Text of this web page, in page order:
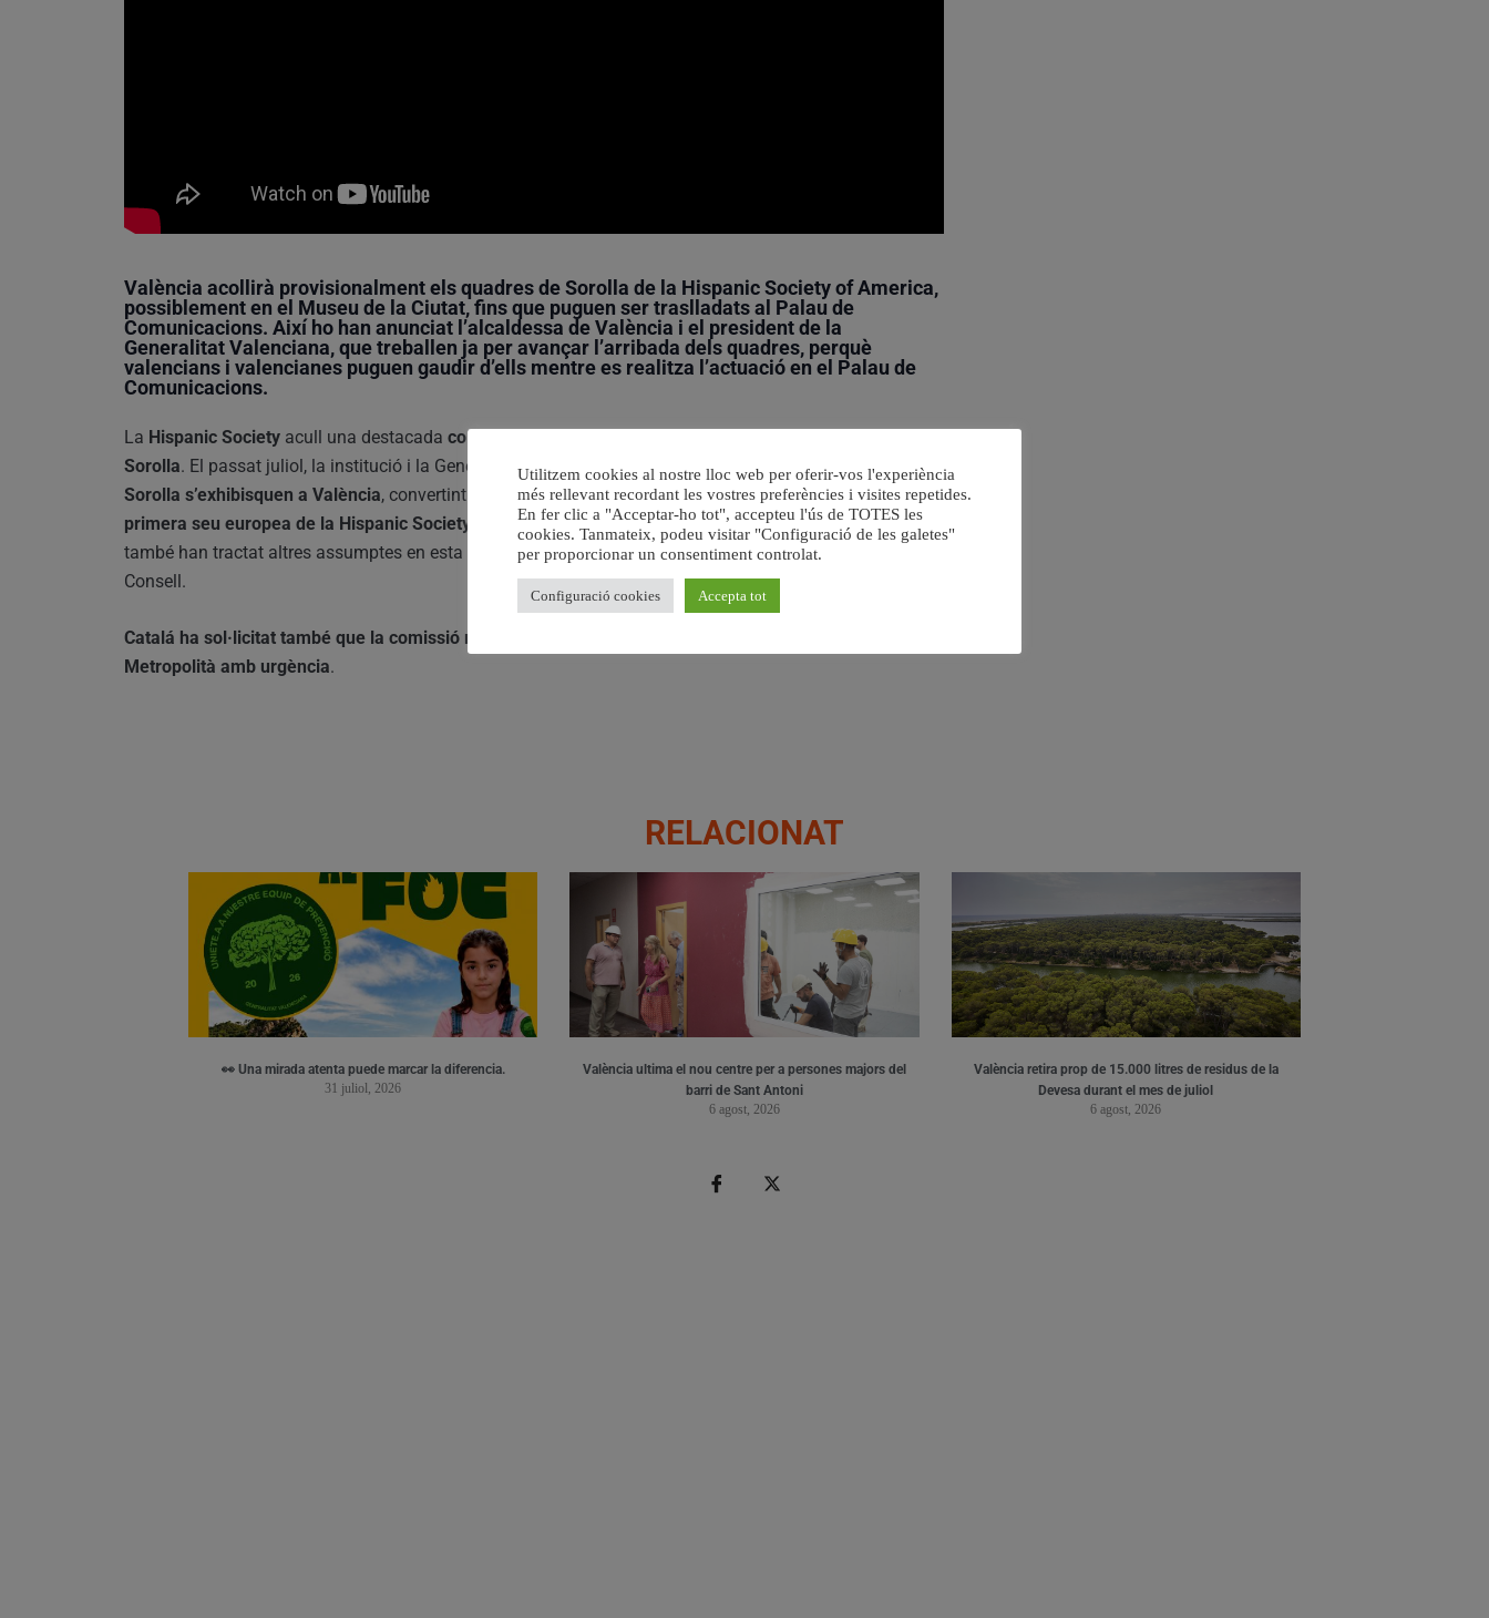
València acollirà provisionalment els quadres de Sorolla de la Hispanic Society of America,
possiblement en el Museu de la Ciutat, fins que puguen ser traslladats al Palau de
Comunicacions. Així ho han anunciat l’alcaldessa de València i el president de la
Generalitat Valenciana, que treballen ja per avançar l’arribada dels quadres, perquè
valencians i valencianes puguen gaudir d’ells mentre es realitza l’actuació en el Palau de
Comunicacions.
La Hispanic Society acull una destacada col·lecció de peces del reconegut pintor valencià Joaquín
Sorolla. El passat juliol, la institució i la Generalitat van signar un acord que permetrà que220 obres de
Sorolla s’exhibisquen a València, convertint l’
antic edifici de Correus i futur Museu Sorolla en la
primera seu europea de la Hispanic Society
L’alcaldessa de Valènciai elpresident de la Generalitat
també han tractat altres assumptes en esta primera trobada després de la presa de possessió del cap del
Consell.
Catalá ha sol·licitat també que la comissió mixta de la dana aborde la necessitat d’executar el Pla Sud
Metropolità amb urgència.
RELACIONAT
👀 Una mirada atenta puede marcar la diferencia.
31 juliol, 2026
València ultima el nou centre per a persones majors del
barri de Sant Antoni
6 agost, 2026
València retira prop de 15.000 litres de residus de la
Devesa durant el mes de juliol
6 agost, 2026
Utilitzem cookies al nostre lloc web per oferir-vos l'experiència
més rellevant recordant les vostres preferències i visites repetides.
En fer clic a "Acceptar-ho tot", accepteu l'ús de TOTES les
cookies. Tanmateix, podeu visitar "Configuració de les galetes"
per proporcionar un consentiment controlat.
Configuració cookies Accepta tot